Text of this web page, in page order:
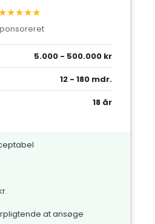
5.000 - 500.000 kr
12 - 180 mdr.
18 år
at ansøge